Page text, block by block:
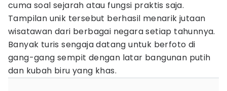
cuma soal sejarah atau fungsi praktis saja.
Tampilan unik tersebut berhasil menarik jutaan
wisatawan dari berbagai negara setiap tahunnya.
Banyak turis sengaja datang untuk berfoto di
gang-gang sempit dengan latar bangunan putih
dan kubah biru yang khas.